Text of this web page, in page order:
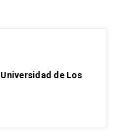
de Los